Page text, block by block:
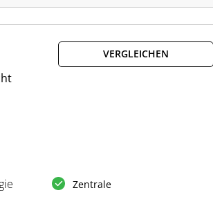
Mandantenverwaltung
Erinnerungen per Mail
Dashboard mit Auswertungen
VERGLEICHEN
Zentrale